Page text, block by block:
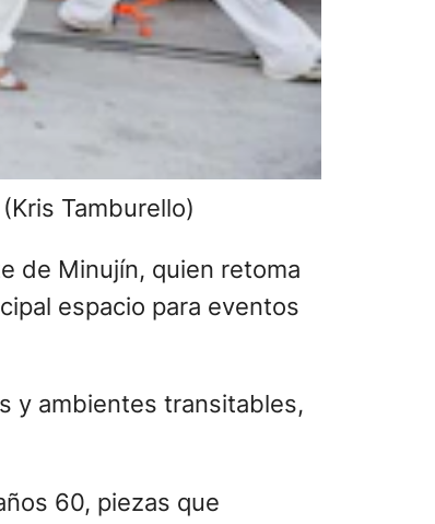
Tamburello)
de Minujín, quien retoma
espacio para eventos
y ambientes transitables,
60, piezas que